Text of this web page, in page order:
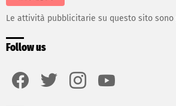
Le attività pubblicitarie su questo sito sono
Follow us